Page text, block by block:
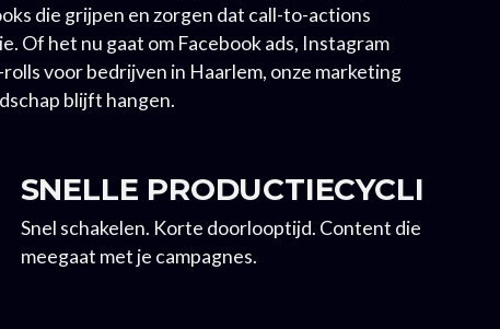
die grijpen en zorgen dat call-to-actions
Of het nu gaat om Facebook ads, Instagram
voor bedrijven in Haarlem, onze marketing
blijft hangen.
SNELLE PRODUCTIECYCLI
Snel schakelen. Korte doorlooptijd. Content die
meegaat met je campagnes.